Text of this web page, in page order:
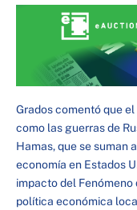
Grados comentó que
como las guerras de
Hamas, que se suman
economía en Estados
impacto del Fenómeno
política económica